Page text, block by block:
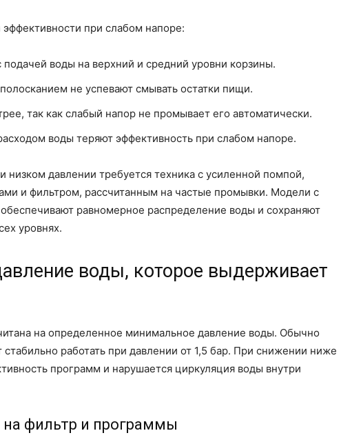
при слабом напоре:
подачей воды на верхний и средний уровни корзины.
не успевают смывать остатки пищи.
так как слабый напор не промывает его автоматически.
воды теряют эффективность при слабом напоре.
низком давлении требуется техника с усиленной помпой,
и фильтром, рассчитанным на частые промывки. Модели с
равномерное распределение воды и сохраняют
уровнях.
воды, которое выдерживает
на определенное минимальное давление воды. Обычно
работать при давлении от 1,5 бар. При снижении ниже
программ и нарушается циркуляция воды внутри
фильтр и программы